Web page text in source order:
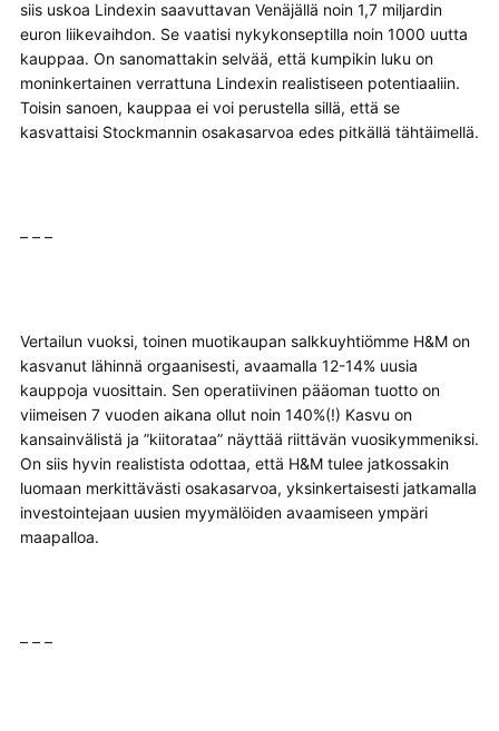
siis uskoa Lindexin saavuttavan Venäjällä noin 1,7 miljardin
euron liikevaihdon. Se vaatisi nykykonseptilla noin 1000 uutta
kauppaa. On sanomattakin selvää, että kumpikin luku on
moninkertainen verrattuna Lindexin realistiseen potentiaaliin.
Toisin sanoen, kauppaa ei voi perustella sillä, että se
kasvattaisi Stockmannin osakasarvoa edes pitkällä tähtäimellä.
– – –
Vertailun vuoksi, toinen muotikaupan salkkuyhtiömme H&M on
kasvanut lähinnä orgaanisesti, avaamalla 12-14% uusia
kauppoja vuosittain. Sen operatiivinen pääoman tuotto on
viimeisen 7 vuoden aikana ollut noin 140%(!) Kasvu on
kansainvälistä ja ”kiitorataa” näyttää riittävän vuosikymmeniksi.
On siis hyvin realistista odottaa, että H&M tulee jatkossakin
luomaan merkittävästi osakasarvoa, yksinkertaisesti jatkamalla
investointejaan uusien myymälöiden avaamiseen ympäri
maapalloa.
– – –